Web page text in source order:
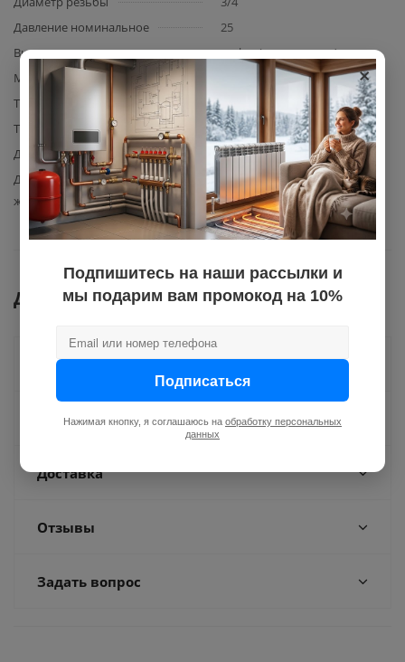
Давление номинальное
25
Вид элемента
муфта (соединитель)
Материал изготовления
полипропилен
Тип фитинга
комбинированный
Тип резьбы
нар.
Диаметр
25
Допустимая температура
жидкости
95
Документы
Как купить
Оплата
Доставка
Отзывы
Задать вопрос
×
Подпишитесь на наши рассылки и
мы подарим вам промокод на 10%
Подписаться
Нажимая кнопку, я соглашаюсь на обработку персональных
данных